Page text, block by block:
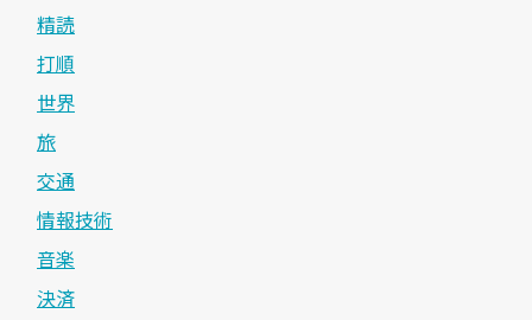
精読
打順
世界
旅
交通
情報技術
音楽
決済